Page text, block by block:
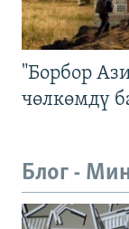
"Борбор
чөлкөмдү
Блог -